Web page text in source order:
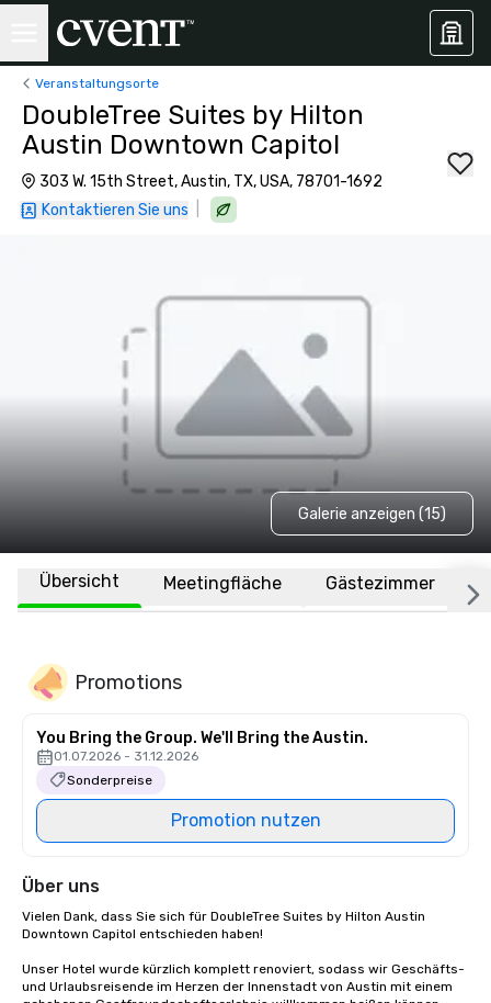
Veranstaltungsorte
DoubleTree Suites by Hilton
Austin Downtown Capitol
303 W. 15th Street, Austin, TX, USA, 78701-1692
Kontaktieren Sie uns
Galerie anzeigen (15)
Übersicht Meetingfläche Gästezimmer
Promotions
You Bring the Group. We'll Bring the Austin.
01.07.2026 - 31.12.2026
Sonderpreise
Promotion nutzen
Über uns
Vielen Dank, dass Sie sich für DoubleTree Suites by Hilton Austin
Downtown Capitol entschieden haben!
Unser Hotel wurde kürzlich komplett renoviert, sodass wir Geschäfts-
und Urlaubsreisende im Herzen der Innenstadt von Austin mit einem